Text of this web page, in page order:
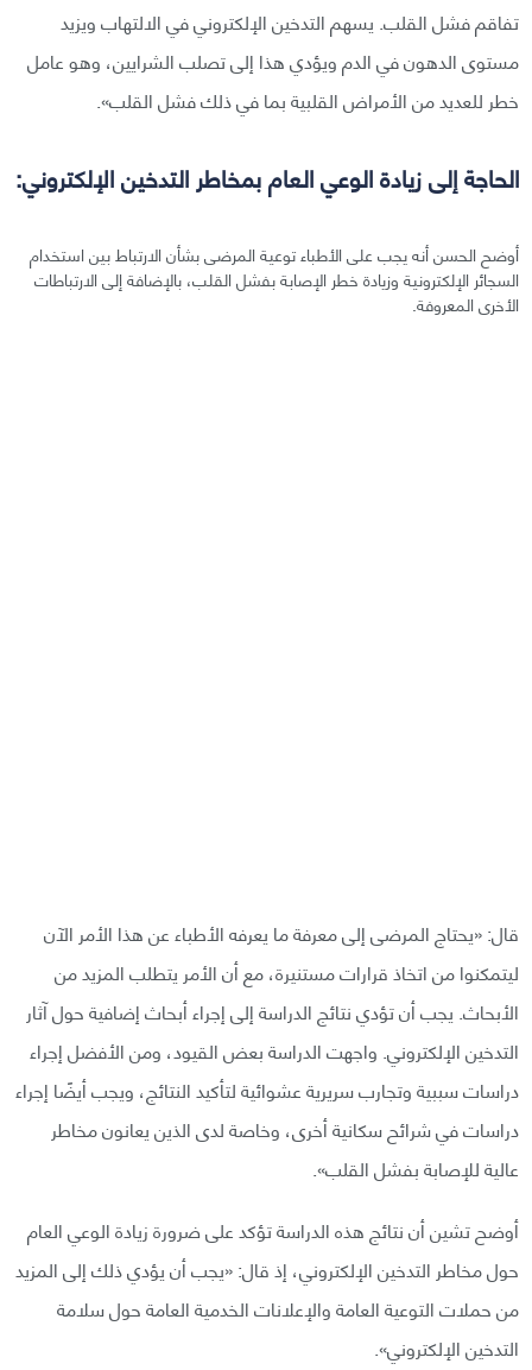
تفاقم فشل القلب. يسهم التدخين الإلكتروني في الالتهاب ويزيد
مستوى الدهون في الدم ويؤدي هذا إلى تصلب الشرايين، وهو عامل
خطر للعديد من الأمراض القلبية بما في ذلك فشل القلب».
الحاجة إلى زيادة الوعي العام بمخاطر التدخين الإلكتروني:
أوضح الحسن أنه يجب على الأطباء توعية المرضى بشأن الارتباط بين استخدام
السجائر الإلكترونية وزيادة خطر الإصابة بفشل القلب، بالإضافة إلى الارتباطات
الأخرى المعروفة.
قال: «يحتاج المرضى إلى معرفة ما يعرفه الأطباء عن هذا الأمر الآن
ليتمكنوا من اتخاذ قرارات مستنيرة، مع أن الأمر يتطلب المزيد من
الأبحاث. يجب أن تؤدي نتائج الدراسة إلى إجراء أبحاث إضافية حول آثار
التدخين الإلكتروني. واجهت الدراسة بعض القيود، ومن الأفضل إجراء
دراسات سببية وتجارب سريرية عشوائية لتأكيد النتائج، ويجب أيضًا إجراء
دراسات في شرائح سكانية أخرى، وخاصة لدى الذين يعانون مخاطر
عالية للإصابة بفشل القلب».
أوضح تشين أن نتائج هذه الدراسة تؤكد على ضرورة زيادة الوعي العام
حول مخاطر التدخين الإلكتروني، إذ قال: «يجب أن يؤدي ذلك إلى المزيد
من حملات التوعية العامة والإعلانات الخدمية العامة حول سلامة
التدخين الإلكتروني».